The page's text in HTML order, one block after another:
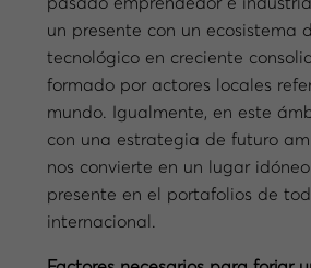
pasado emprendedor e
un presente con un ecosistema
tecnológico en creciente
formado por actores locales
mundo. Igualmente, en este
con una estrategia de futuro
nos convierte en un lugar
presente en el portafolios de
internacional.